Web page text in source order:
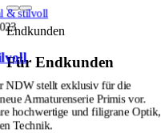
Endkunden
Für Endkunden
& stilvoll
NDW stellt exklusiv für die
Armaturenserie Primis vor.
hochwertige und filigrane Optik,
Technik.